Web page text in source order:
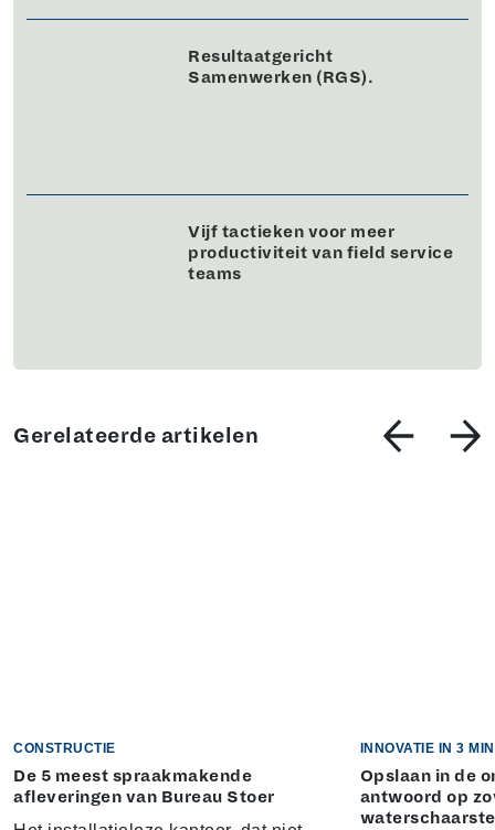
Resultaatgericht
Samenwerken (RGS).
Vijf tactieken voor meer
productiviteit van field service
teams
Gerelateerde artikelen
CONSTRUCTIE
De 5 meest spraakmakende
afleveringen van Bureau Stoer
INNOVATIE IN 3
Opslaan in de
antwoord op
waterschaarste